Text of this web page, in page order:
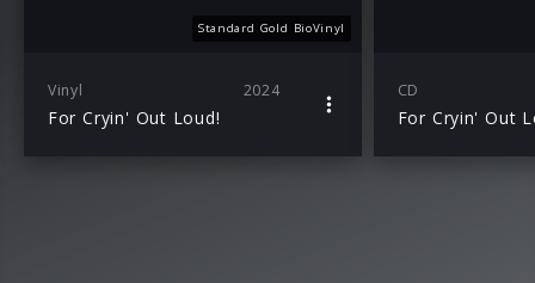
Standard Gold BioVinyl
Vinyl 2024
For Cryin' Out Loud!
CD
For Cryin' Out